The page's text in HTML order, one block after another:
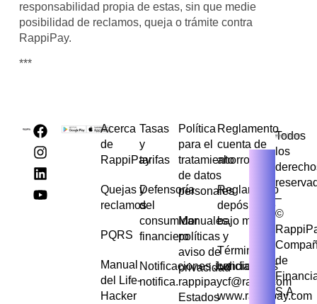
responsabilidad propia de estas, sin que medie
posibilidad de reclamos, queja o trámite contra
RappiPay.
***
Acerca
de
RappiPay
Quejas y
reclamos
PQRS
Manual
del Life-
Hacker
Tasas
y
tarifas
Defensoría
del
consumidor
financiero
Notificaciones Judiciales
notifica.rappipaycf@rappi.com
Política
para el
tratamiento
de datos
personales
Manuales,
políticas y
aviso de
privacidad
Estados
Reglamento
cuenta de
ahorros
Reglamento
depósito de
bajo monto
Términos y
condiciones
www.rappipay.com
Todos
los
–
©
de
S.A